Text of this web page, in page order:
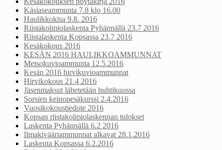
Käsiaseammunta 7.8 klo 16.00
Haulikkokisa 9.8. 2016
Riistakolmiolaskenta Pyhännällä 23.7 2016
Riistalaskenta Kopsassa 23.7 2016
Kesäkokous 2016
KESÄN 2016 HAULIKKOAMMUNNAT
Metsokuvioammunta 12.5.2016
Kesän 2016 hirvikuvioammunnat
Hirvikokous 21.4 2016
Jäsenmaksut lähetetään huhtikuussa
Sorsien keinopesäkurssi 2.4.2016
Vuosikokoustiedote 2016
Kopsan riistakolmiolaskennan tulokset
Laskenta Pyhännällä 6.2 2016
Ilmakivääriammunnat alkavat 28.1.2016
Laskenta Kopsassa 6.2.2016